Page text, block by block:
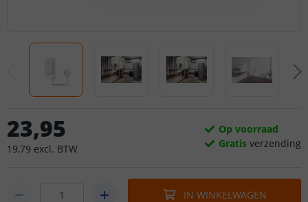
23,95
19,79 excl. BTW
Op voorraad
Gratis verzending
IN WINKELWAGEN